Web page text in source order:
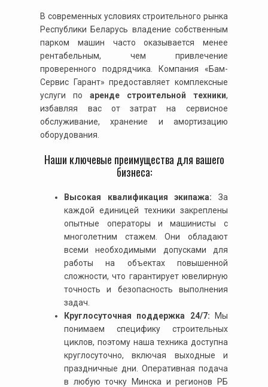
В современных условиях строительного рынка
Республики Беларусь владение собственным
парком машин часто оказывается менее
рентабельным, чем привлечение
проверенного подрядчика. Компания «Бам-
Сервис Гарант» предоставляет комплексные
услуги по аренде строительной техники,
избавляя вас от затрат на сервисное
обслуживание, хранение и амортизацию
оборудования.
Наши ключевые преимущества для вашего
бизнеса:
Высокая квалификация экипажа: За
каждой единицей техники закреплены
опытные операторы и машинисты с
многолетним стажем. Они обладают
всеми необходимыми допусками для
работы на объектах повышенной
сложности, что гарантирует ювелирную
точность и безопасность выполнения
задач.
Круглосуточная поддержка 24/7: Мы
понимаем специфику строительных
циклов, поэтому наша техника доступна
круглосуточно, включая выходные и
праздничные дни. Оперативная подача
в любую точку Минска и регионов РБ